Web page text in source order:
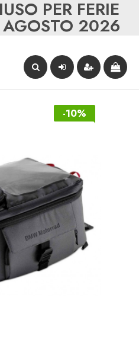
PER FERIE
2026
-10%